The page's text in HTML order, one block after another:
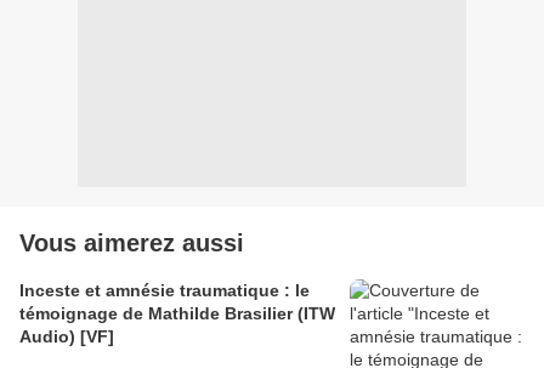
Vous aimerez aussi
Inceste et amnésie traumatique : le
témoignage de Mathilde Brasilier (ITW
Audio) [VF]